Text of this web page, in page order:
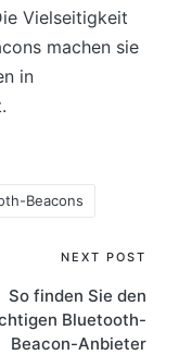
Vielseitigkeit
machen sie
in
Beacons
NEXT POST
So finden Sie den
Bluetooth-
Beacon-Anbieter